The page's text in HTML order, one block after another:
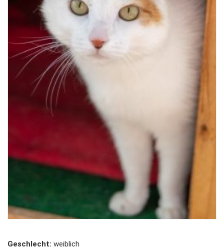
Geschlecht: weiblich